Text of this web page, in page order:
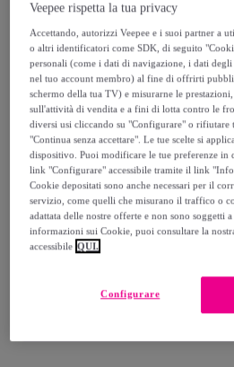
24, 99 €
52,00 €
-51%
Guida alle taglie
Venduto daLEONE 1947 APPAREL
Consegna
Consegna da4,99 €
Veepee rispetta la tua privacy
Accettando, autorizzi Veepee e i suoi partner a
o altri identificatori come SDK, di seguito
personali (come i dati di navigazione, i dati
nel tuo account membro) al fine di offrirti
schermo della tua TV) e misurarne le
sull'attività di vendita e a fini di lotta contro le
diversi usi cliccando su "Configurare" o rifiutare
"Continua senza accettare". Le tue scelte si
dispositivo. Puoi modificare le tue preferenze in
link "Configurare" accessibile tramite il link
Cookie depositati sono anche necessari per il
servizio, come quelli che misurano il traffico o
adattata delle nostre offerte e non sono soggetti
informazioni sui Cookie, puoi consultare la
accessibile QUI.
Configurare